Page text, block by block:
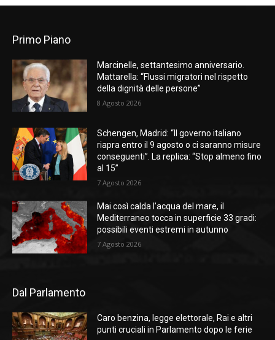
Primo Piano
Marcinelle, settantesimo anniversario.
Mattarella: “Flussi migratori nel rispetto
della dignità delle persone”
8 Agosto 2026
Schengen, Madrid: “Il governo italiano
riapra entro il 9 agosto o ci saranno misure
conseguenti”. La replica: “Stop almeno fino
al 15”
7 Agosto 2026
Mai così calda l’acqua del mare, il
Mediterraneo tocca in superficie 33 gradi:
possibili eventi estremi in autunno
7 Agosto 2026
Dal Parlamento
Caro benzina, legge elettorale, Rai e altri
punti cruciali in Parlamento dopo le ferie